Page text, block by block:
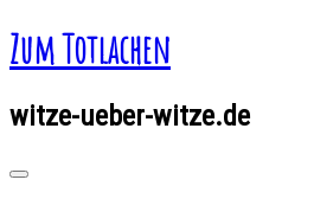
Zum Totlachen
witze-ueber-witze.de